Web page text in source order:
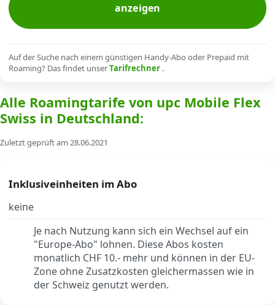
Alle Mobile-Vergleiche
Internet, TV, Telefon
Kombi-Angebote
News
Forum
Über uns
anzeigen
Auf der Suche nach einem günstigen Handy-Abo oder Prepaid mit
Roaming? Das findet unserTarifrechner .
Alle Roamingtarife von upc Mobile Flex
Swiss in Deutschland:
Zuletzt geprüft am 28.06.2021
Inklusiveinheiten im Abo
keine
Je nach Nutzung kann sich ein Wechsel auf ein
"Europe-Abo" lohnen. Diese Abos kosten
monatlich CHF 10.- mehr und können in der EU-
Zone ohne Zusatzkosten gleichermassen wie in
der Schweiz genutzt werden.